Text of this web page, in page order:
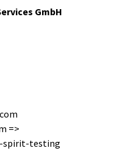
GmbH
=>
spirit-testing